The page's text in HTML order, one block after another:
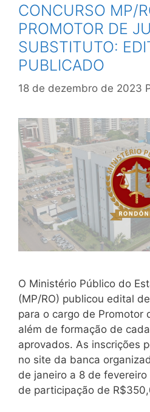
CONCURSO MP/
PROMOTOR DE
SUBSTITUTO:
PUBLICADO
18 de dezembro de 2023
O Ministério Público do
(MP/RO) publicou edital
para o cargo de Promotor
além de formação de
aprovados. As inscrições
no site da banca
de janeiro a 8 de
de participação de